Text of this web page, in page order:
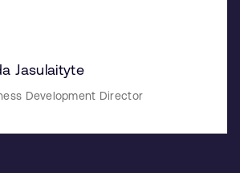
Jasulaityte
Development Director